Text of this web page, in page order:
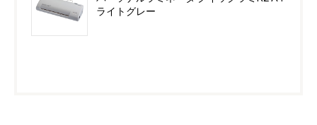
ライトグレー